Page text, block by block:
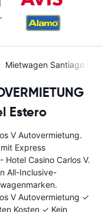
Mietwagen Santiago Del
Estero
V Autovermietung.
Express
Hotel Casino Carlos V.
All-Inclusive-
V Autovermietung ✓
Kosten ✓ Kein